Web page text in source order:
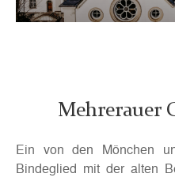
Mehrerauer
Ein von den Mönchen
Bindeglied mit der alten